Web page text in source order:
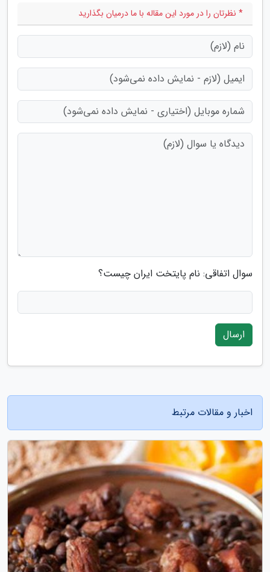
* نظرتان را در مورد این مقاله با ما درمیان بگذارید
سوال اتفاقی: نام پایتخت ایران چیست؟
ارسال
اخبار و مقالات مرتبط